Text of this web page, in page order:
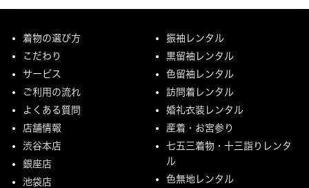
着物の選び方
こだわり
サービス
ご利用の流れ
よくある質問
店舗情報
渋谷本店
銀座店
池袋店
振袖レンタル
黒留袖レンタル
色留袖レンタル
訪問着レンタル
婚礼衣装レンタル
産着・お宮参り
七五三着物・十三詣りレンタ
ル
色無地レンタル